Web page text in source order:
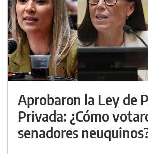
Aprobaron la Ley de
Privada: ¿Cómo
senadores